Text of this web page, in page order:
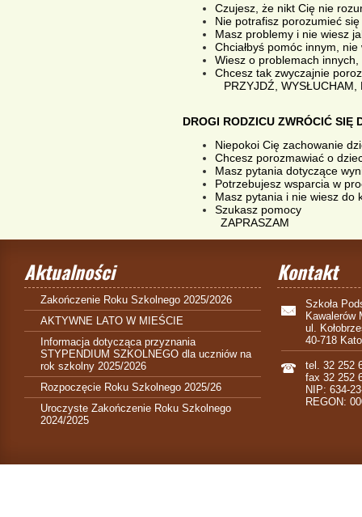
Czujesz, że nikt Cię nie
Nie potrafisz porozumieć
Masz problemy i nie wiesz
Chciałbyś pomóc innym,
Wiesz o problemach
Chcesz tak zwyczajnie
PRZYJDŹ,
DROGI RODZICU ZWRÓCIĆ SIĘ
Niepokoi Cię zachowanie
Chcesz porozmawiać o
Masz pytania dotyczące
Potrzebujesz wsparcia w
Masz pytania i nie wiesz do
Szukasz pomocy
ZAPRASZAM
Aktualności
Zakończenie Roku Szkolnego 2025/2026
AKTYWNE LATO W MIEŚCIE
Informacja dotycząca przyznania
STYPENDIUM SZKOLNEGO dla uczniów na
rok szkolny 2025/2026
Rozpoczęcie Roku Szkolnego 2025/26
Uroczyste Zakończenie Roku Szkolnego
2024/2025
Kontakt
Szkoła
Kawalerów
ul.
40-718
tel. 32 252
fax 32 252
NIP: 634-
REGON: